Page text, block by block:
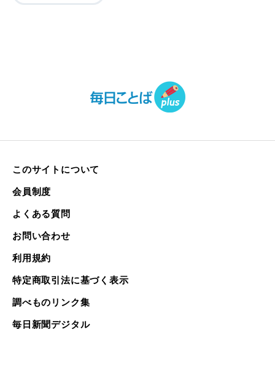
このサイトについて
会員制度
よくある質問
お問い合わせ
利用規約
特定商取引法に基づく表示
調べものリンク集
毎日新聞デジタル